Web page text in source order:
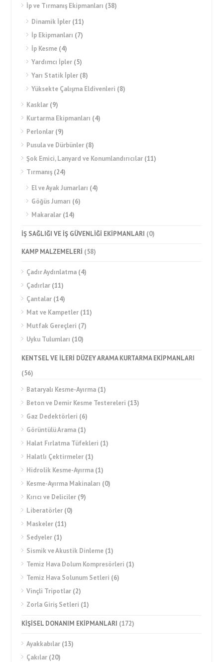
İp ve Tırmanış Ekipmanları (38)
Dinamik İpler (11)
İp Ekipmanları (7)
İp Kesme (4)
Yardımcı İpler (5)
Yarı Statik İpler (8)
Yüksekte Çalışma Eldivenleri (8)
Kasklar (9)
Kurtarma Ekipmanları (4)
Perlonlar (9)
Pusula ve Dürbünler (8)
Şok Emici, Lanyard ve Konumlandırıcılar (11)
Tırmanış (24)
El ve Ayak Jumarları (4)
Göğüs Jumarı (6)
Makaralar (14)
İŞ SAĞLIĞI VE İŞ GÜVENLİĞİ EKİPMANLARI (0)
KAMP MALZEMELERİ (58)
Çadır Aydınlatma (4)
Çadırlar (11)
Çantalar (14)
Mat ve Kampetler (11)
Mutfak Gereçleri (7)
Uyku Tulumları (10)
KENTSEL VE İLERİ DÜZEY ARAMA KURTARMA EKİPMANLARI
(56)
Bataryalı Kesme-Ayırma (1)
Beton ve Demir Kesme Testereleri (13)
Gaz Dedektörleri (6)
Görüntülü Arama (1)
Halat Fırlatma Tüfekleri (1)
Halatlı Çektirmeler (1)
Hidrolik Kesme-Ayırma (1)
Kesme-Ayırma Makinaları (0)
Kırıcı ve Deliciler (9)
Liberatörler (0)
Maskeler (11)
Sedyeler (1)
Sismik ve Akustik Dinleme (1)
Temiz Hava Dolum Kompresörleri (1)
Temiz Hava Solunum Setleri (6)
Vinçli Tripotlar (2)
Zorla Giriş Setleri (1)
KİŞİSEL DONANIM EKİPMANLARI (172)
Ayakkabılar (13)
Çakılar (20)